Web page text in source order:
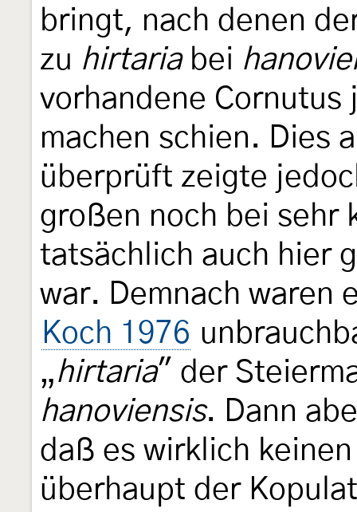
bringt, nach denen
zu hirtariabei
vorhandene
machen schien. Dies
überprüft zeigte
großen noch bei sehr
tatsächlich auch hier
war. Demnach waren
Koch 1976
„hirtaria" der
hanoviensis. Dann
daß es wirklich
überhaupt der